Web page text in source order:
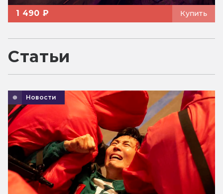
1 490 ₽ Купить
Статьи
Новости